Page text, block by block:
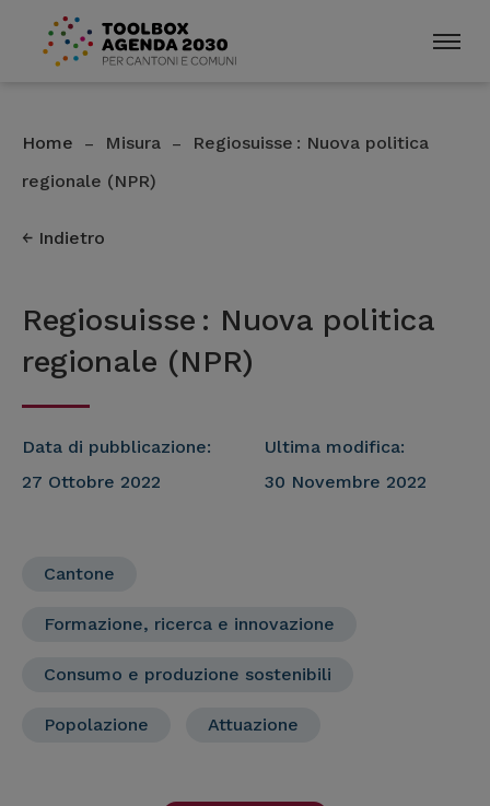
Home – Misura –
Regiosuisse : Nuova politica
regionale (NPR)
Indietro
Regiosuisse : Nuova politica
regionale (NPR)
Data di pubblicazione:
27 Ottobre 2022
Ultima modifica:
30 Novembre 2022
Cantone
Formazione, ricerca e innovazione
Consumo e produzione sostenibili
Popolazione Attuazione